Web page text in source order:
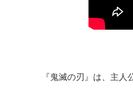
『鬼滅の刃』は、主